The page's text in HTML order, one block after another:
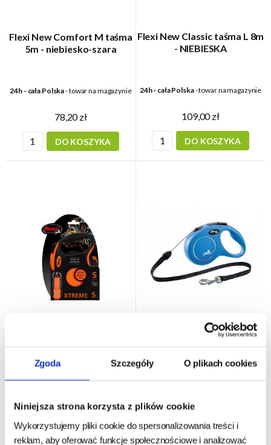
Zgoda Szczegóły O plikach cookies
Niniejsza strona korzysta z plików cookie
Wykorzystujemy pliki cookie do spersonalizowania treści i
reklam, aby oferować funkcje społecznościowe i analizować
Flexi New Comfort M taśma
5m - niebiesko-szara
24h - cała Polska- towar na magazynie
78,20 zł
DO KOSZYKA
Flexi New Classic taśma L 8m
- NIEBIESKA
24h - cała Polska- towar na magazynie
109,00 zł
DO KOSZYKA
94,00 zł 39,00 zł